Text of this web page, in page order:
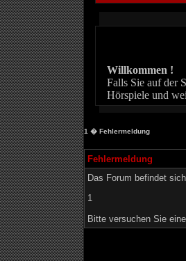
Willkommen !
Falls Sie auf der
Hörspiele und
1 � Fehlermeldung
Fehlermeldung
Das Forum befindet
1
Bitte versuchen Sie